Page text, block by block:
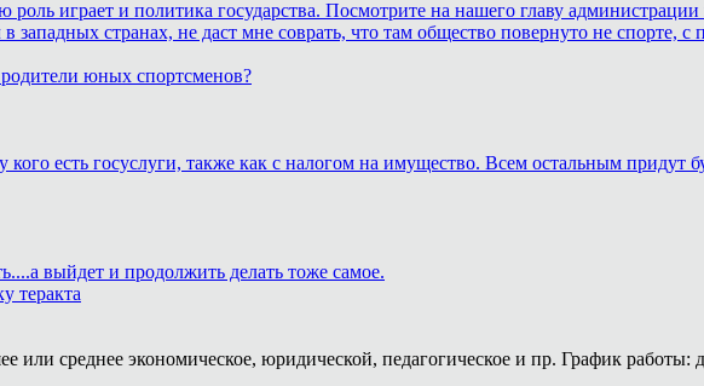
играет и политика государства. Посмотрите на нашего главу
западных странах, не даст мне соврать, что там общество повернуто не
юных спортсменов?
есть госуслуги, также как с налогом на имущество. Всем остальным придут
выйдет и продолжить делать тоже самое.
теракта
или среднее экономическое, юридической, педагогическое и пр. График